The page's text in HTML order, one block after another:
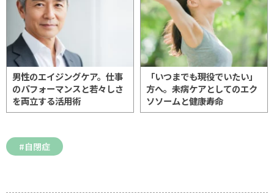
男性のエイジングケア。仕事
のパフォーマンスと若々しさ
を両立する活用術
「いつまでも現役でいたい」
方へ。未病ケアとしてのエク
ソソームと健康寿命
自閉症